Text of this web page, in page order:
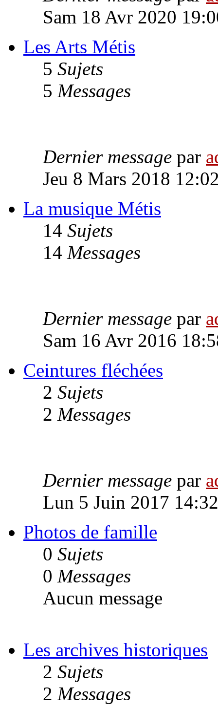
Sam 18 Avr 2020
Les Arts Métis
5 Sujets
5 Messages
Dernier message par
Jeu 8 Mars 2018
La musique Métis
14 Sujets
14 Messages
Dernier message par
Sam 16 Avr 2016
Ceintures fléchées
2 Sujets
2 Messages
Dernier message par
Lun 5 Juin 2017 14:32
Photos de famille
0 Sujets
0 Messages
Aucun message
Les archives historiques
2 Sujets
2 Messages